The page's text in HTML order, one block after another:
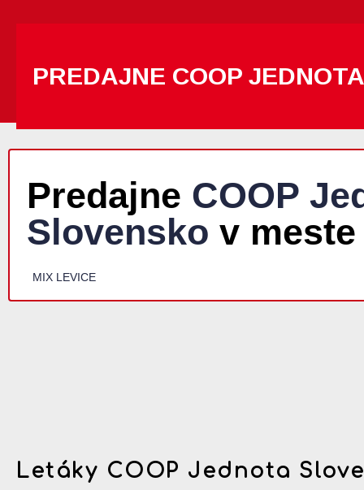
PREDAJNE COOP
Predajne COOP
Slovensko v
MIX LEVICE
Letáky COOP Jednota